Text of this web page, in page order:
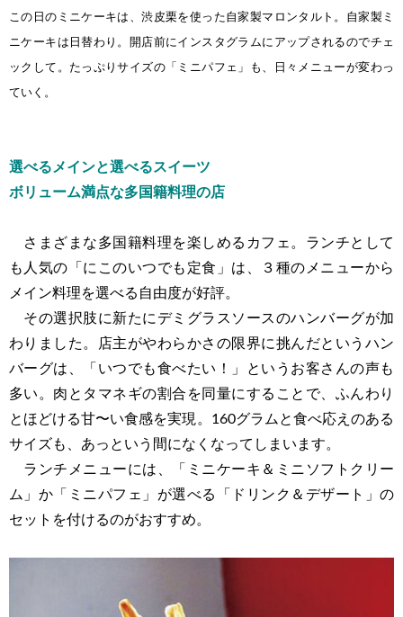
この日のミニケーキは、渋皮栗を使った自家製マロンタルト。自家製ミ
ニケーキは日替わり。開店前にインスタグラムにアップされるのでチェ
ックして。たっぷりサイズの「ミニパフェ」も、日々メニューが変わっ
ていく。
選べるメインと選べるスイーツ
ボリューム満点な多国籍料理の店
さまざまな多国籍料理を楽しめるカフェ。ランチとして
も人気の「にこのいつでも定食」は、３種のメニューから
メイン料理を選べる自由度が好評。
その選択肢に新たにデミグラスソースのハンバーグが加
わりました。店主がやわらかさの限界に挑んだというハン
バーグは、「いつでも食べたい！」というお客さんの声も
多い。肉とタマネギの割合を同量にすることで、ふんわり
とほどける甘〜い食感を実現。160グラムと食べ応えのある
サイズも、あっという間になくなってしまいます。
ランチメニューには、「ミニケーキ＆ミニソフトクリー
ム」か「ミニパフェ」が選べる「ドリンク＆デザート」の
セットを付けるのがおすすめ。